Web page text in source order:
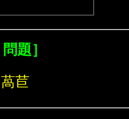
問題］
萵苣